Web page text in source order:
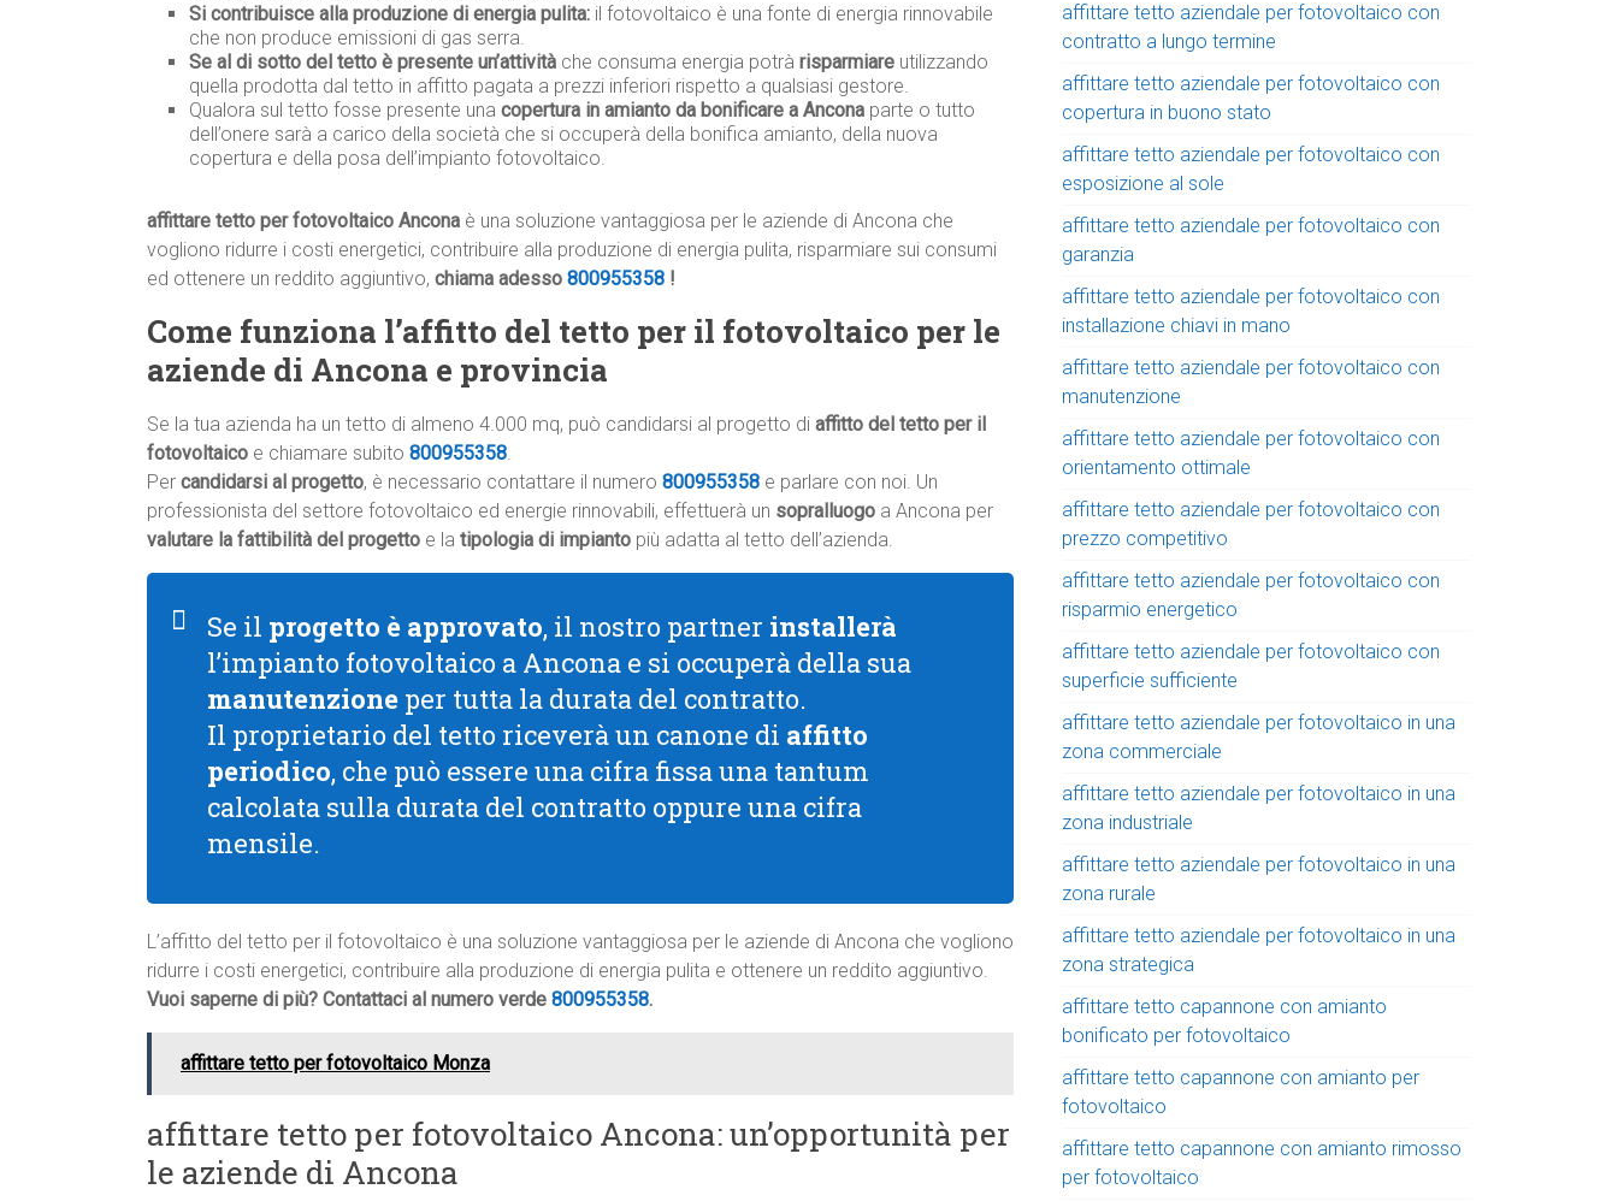
Si contribuisce alla produzione di energia pulita: il fotovoltaico è una fonte di energia rinnovabile
che non produce emissioni di gas serra.
Se al di sotto del tetto è presente un’attività che consuma energia potrà risparmiare utilizzando
quella prodotta dal tetto in affitto pagata a prezzi inferiori rispetto a qualsiasi gestore.
Qualora sul tetto fosse presente una copertura in amianto da bonificare a Ancona parte o tutto
dell’onere sarà a carico della società che si occuperà della bonifica amianto, della nuova
copertura e della posa dell’impianto fotovoltaico.
affittare tetto per fotovoltaico Ancona è una soluzione vantaggiosa per le aziende di Ancona che
vogliono ridurre i costi energetici, contribuire alla produzione di energia pulita, risparmiare sui consumi
ed ottenere un reddito aggiuntivo, chiama adesso 800955358 !
Come funziona l’affitto del tetto per il fotovoltaico per le
aziende di Ancona e provincia
Se la tua azienda ha un tetto di almeno 4.000 mq, può candidarsi al progetto di affitto del tetto per il
fotovoltaico e chiamare subito 800955358.
Per candidarsi al progetto, è necessario contattare il numero 800955358 e parlare con noi. Un
professionista del settore fotovoltaico ed energie rinnovabili, effettuerà un sopralluogo a Ancona per
valutare la fattibilità del progetto e la tipologia di impianto più adatta al tetto dell’azienda.
Se il progetto è approvato, il nostro partner installerà
l’impianto fotovoltaico a Ancona e si occuperà della sua
manutenzione per tutta la durata del contratto.
Il proprietario del tetto riceverà un canone di affitto
periodico, che può essere una cifra fissa una tantum
calcolata sulla durata del contratto oppure una cifra
mensile.
L’affitto del tetto per il fotovoltaico è una soluzione vantaggiosa per le aziende di Ancona che vogliono
ridurre i costi energetici, contribuire alla produzione di energia pulita e ottenere un reddito aggiuntivo.
Vuoi saperne di più? Contattaci al numero verde 800955358.
affittare tetto per fotovoltaico Monza
affittare tetto per fotovoltaico Ancona: un’opportunità per
le aziende di Ancona
affittare tetto aziendale per fotovoltaico con
contratto a lungo termine
affittare tetto aziendale per fotovoltaico con
copertura in buono stato
affittare tetto aziendale per fotovoltaico con
esposizione al sole
affittare tetto aziendale per fotovoltaico con
garanzia
affittare tetto aziendale per fotovoltaico con
installazione chiavi in mano
affittare tetto aziendale per fotovoltaico con
manutenzione
affittare tetto aziendale per fotovoltaico con
orientamento ottimale
affittare tetto aziendale per fotovoltaico con
prezzo competitivo
affittare tetto aziendale per fotovoltaico con
risparmio energetico
affittare tetto aziendale per fotovoltaico con
superficie sufficiente
affittare tetto aziendale per fotovoltaico in una
zona commerciale
affittare tetto aziendale per fotovoltaico in una
zona industriale
affittare tetto aziendale per fotovoltaico in una
zona rurale
affittare tetto aziendale per fotovoltaico in una
zona strategica
affittare tetto capannone con amianto
bonificato per fotovoltaico
affittare tetto capannone con amianto per
fotovoltaico
affittare tetto capannone con amianto rimosso
per fotovoltaico